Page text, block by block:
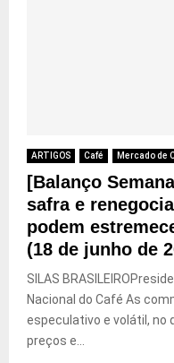
ARTIGOS Café Mercado de
[Balanço
safra e
podem
(18 de junho de
SILAS
Nacional do Café As
especulativo e volátil, no
preços e...